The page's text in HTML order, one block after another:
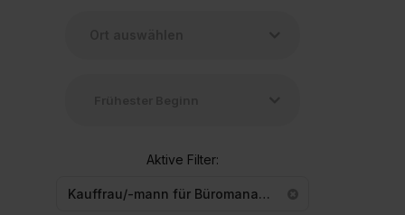
Aktive Filter:
Kauffrau/-mann für Büromanagement